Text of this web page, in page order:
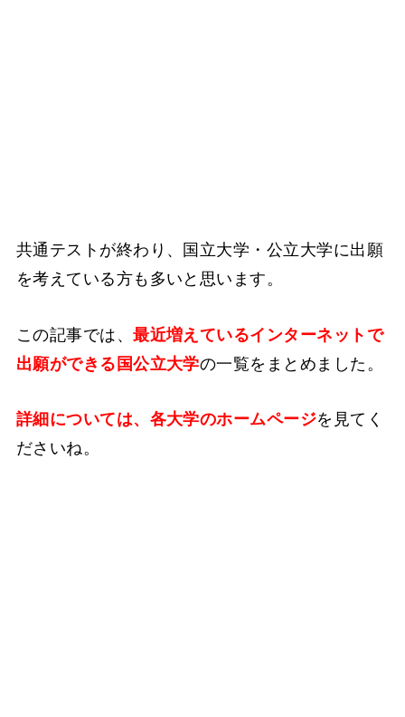
共通テストが終わり、国立大学・公立大学に出願
を考えている方も多いと思います。
この記事では、最近増えているインターネットで
出願ができる国公立大学の一覧をまとめました。
詳細については、各大学のホームページを見てく
ださいね。